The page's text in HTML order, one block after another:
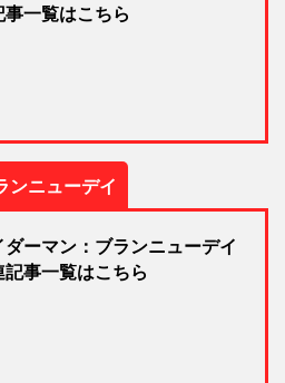
事一覧はこちら
ニューデイ
ダーマン：ブランニューデイ
記事一覧はこちら